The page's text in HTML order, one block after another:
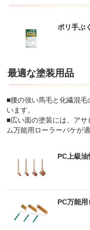
ポリ手ぶ
最適な塗装用品
■腰の強い馬毛と化繊混
います。
■広い面の塗装には、アサ
ム万能用ローラーバケが
PC上級油
PC万能